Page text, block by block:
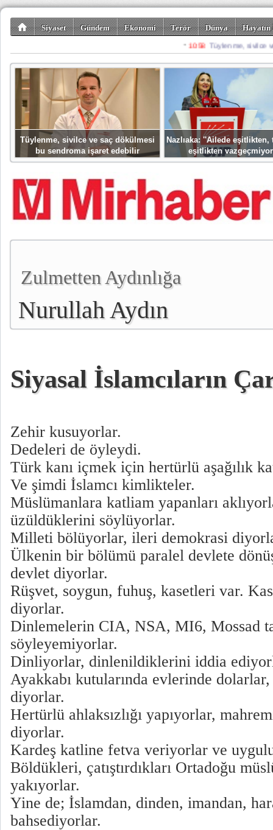
Siyaset Gündem Ekonomi Terör Dünya
Gezi-Turizm Spor Misafir
Tüylenme, sivilce ve saç dökülmesi
bu sendroma işaret edebilir
Nazlıaka: ''Ailede eşitlikten,
eşitlikten
Zulmetten Aydınlığa
Nurullah Aydın
Siyasal İslamcıların
Zehir kusuyorlar.
Dedeleri de öyleydi.
Türk kanı içmek için hertürlü aşağılık
Ve şimdi İslamcı kimlikteler.
Müslümanlara katliam yapanları
üzüldüklerini söylüyorlar.
Milleti bölüyorlar, ileri demokrasi
Ülkenin bir bölümü paralel devlete
devlet diyorlar.
Rüşvet, soygun, fuhuş, kasetleri var.
diyorlar.
Dinlemelerin CIA, NSA, MI6, Mossad
söyleyemiyorlar.
Dinliyorlar, dinlenildiklerini iddia
Ayakkabı kutularında evlerinde
diyorlar.
Hertürlü ahlaksızlığı yapıyorlar,
diyorlar.
Kardeş katline fetva veriyorlar ve
Böldükleri, çatıştırdıkları Ortadoğu
yakıyorlar.
Yine de; İslamdan, dinden, imandan,
bahsediyorlar.